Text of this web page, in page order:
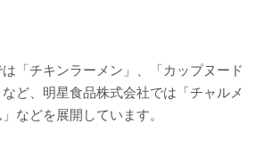
「チキンラーメン」、「カップヌード
ど、明星食品株式会社では「チャルメ
などを展開しています。